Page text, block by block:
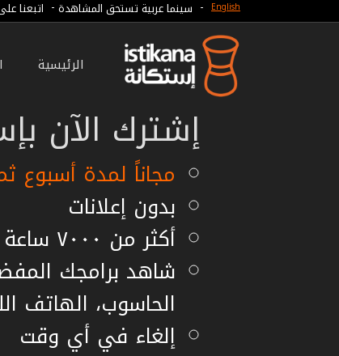
English
- سينما عربية تستحق المشاهدة - اتبعنا
الرئيسية
إشترك الآن
مجاناً لمدة أسبوع ثم $7.99 شهريا أو
بدون إعلانات
أكثر من ٧٠٠٠ ساعة من الأفلام مستقلة
شاهد برامجك
الحاسوب، الهاتف
إلغاء في أي وقت